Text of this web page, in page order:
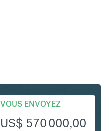
VOUS ENVOYEZ
US$ 570 000,00